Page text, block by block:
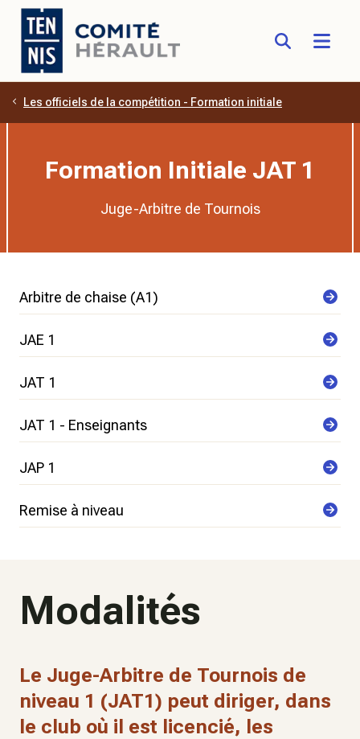
Aller au contenu principal
Les officiels de la compétition - Formation initiale
Formation Initiale JAT 1
Juge-Arbitre de Tournois
Arbitre de chaise (A1)
JAE 1
JAT 1
JAT 1 - Enseignants
JAP 1
Remise à niveau
Modalités
Le Juge-Arbitre de Tournois de
niveau 1 (JAT1) peut diriger, dans
le club où il est licencié, les